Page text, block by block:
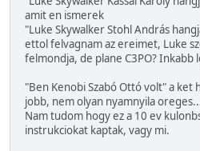
amit en ismerek
"Luke Skywalker Stohl András
ettol felvagnam az ereimet, Luke
felmondja, de plane C3PO? Inkabb
"Ben Kenobi Szabó Ottó volt" a ket
jobb, nem olyan nyamnyila
Nam tudom hogy ez a 10 ev
instrukciokat kaptak, vagy mi.